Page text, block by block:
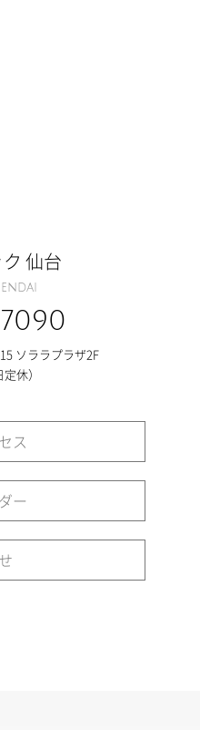
仙台
ソララプラザ2F
休）
ス
ー